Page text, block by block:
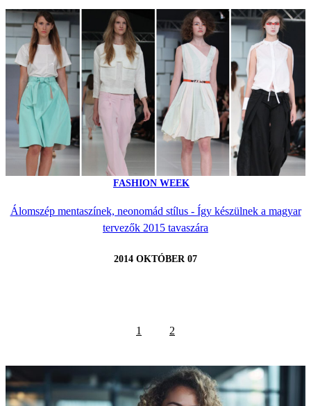
FASHION WEEK
Álomszép mentaszínek, neonomád stílus - Így készülnek a magyar
tervezők 2015 tavaszára
2014 OKTÓBER 07
1 2